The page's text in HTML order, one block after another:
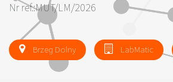
Nr ref.:MUT/LM/2026
Brzeg Dolny LabMatic